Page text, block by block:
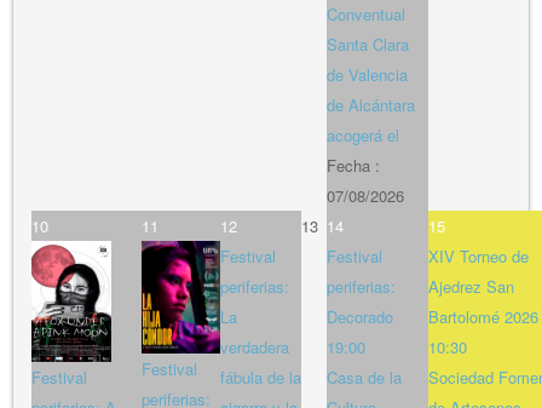
Conventual
Santa Clara
de Valencia
de Alcántara
acogerá el
Fecha :
07/08/2026
10
Festival
11
Festival
periferias:
12
Festival
periferias:
La
verdadera
fábula de la
13 14
Festival
periferias:
Decorado
19:00
Casa de la
15
XIV Torneo de
Ajedrez San
Bartolomé 2026
10:30
Sociedad